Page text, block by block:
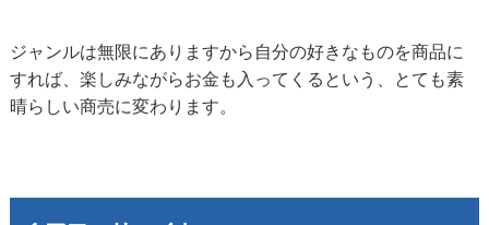
ジャンルは無限にありますから自分の好きなものを商品に
すれば、楽しみながらお金も入ってくるという、とても素
晴らしい商売に変わります。